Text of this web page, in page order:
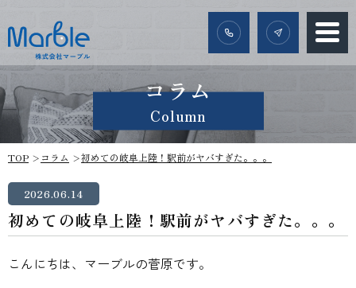
コラム
Column
TOP コラム 初めての岐阜上陸！駅前がヤバすぎた。。。
2026.06.14
初めての岐阜上陸！駅前がヤバすぎた。。。
こんにちは、マーブルの菅原です。